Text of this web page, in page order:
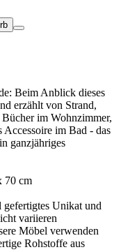
Beim Anblick dieses
erzählt von Strand,
im Wohnzimmer,
Accessoire im Bad - das
ganzjähriges
70 cm
gefertigtes Unikat und
variieren
Möbel verwenden
Rohstoffe aus